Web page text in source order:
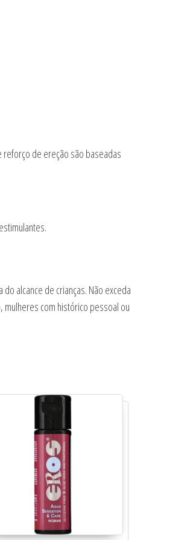
reforço de ereção são baseadas
alcance de crianças. Não exceda
mulheres com histórico pessoal ou